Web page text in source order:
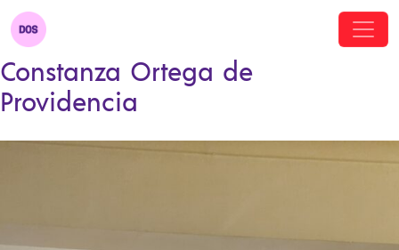
Constanza Ortega de
Providencia